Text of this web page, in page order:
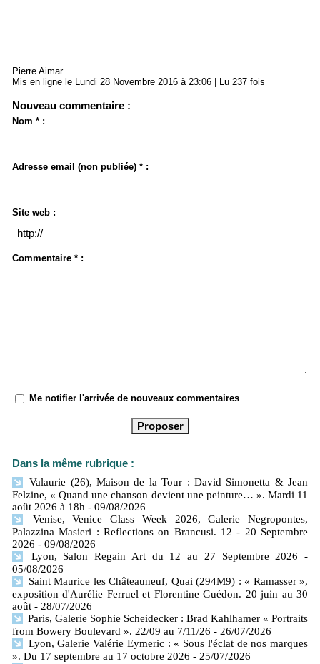
Pierre Aimar
Mis en ligne le Lundi 28 Novembre 2016 à 23:06 | Lu 237 fois
Nouveau commentaire :
Nom * :
Adresse email (non publiée) * :
Site web :
Commentaire * :
Me notifier l'arrivée de nouveaux commentaires
Dans la même rubrique :
Valaurie (26), Maison de la Tour : David Simonetta & Jean
Felzine, « Quand une chanson devient une peinture… ». Mardi 11
août 2026 à 18h - 09/08/2026
Venise, Venice Glass Week 2026, Galerie Negropontes,
Palazzina Masieri : Reflections on Brancusi. 12 - 20 Septembre
2026 - 09/08/2026
Lyon, Salon Regain Art du 12 au 27 Septembre 2026
-
05/08/2026
Saint Maurice les Châteauneuf, Quai (294M9) : « Ramasser »,
exposition d'Aurélie Ferruel et Florentine Guédon. 20 juin au 30
août - 28/07/2026
Paris, Galerie Sophie Scheidecker : Brad Kahlhamer « Portraits
from Bowery Boulevard ». 22/09 au 7/11/26 - 26/07/2026
Lyon, Galerie Valérie Eymeric : « Sous l'éclat de nos marques
». Du 17 septembre au 17 octobre 2026 - 25/07/2026